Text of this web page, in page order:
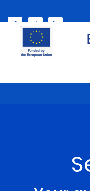
Select your